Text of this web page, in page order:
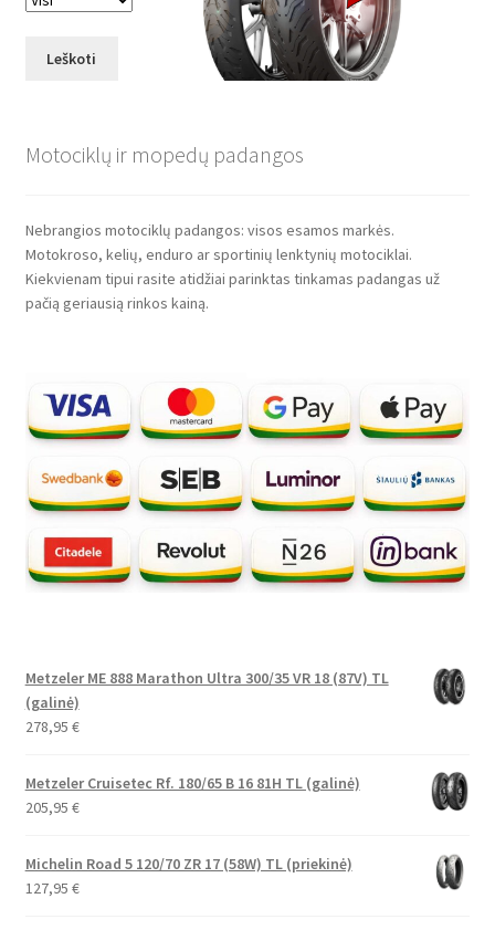
Leškoti
Motociklų ir mopedų padangos
Nebrangios motociklų padangos: visos esamos markės.
Motokroso, kelių, enduro ar sportinių lenktynių motociklai.
Kiekvienam tipui rasite atidžiai parinktas tinkamas padangas už
pačią geriausią rinkos kainą.
Metzeler ME 888 Marathon Ultra 300/35 VR 18 (87V) TL
(galinė)
278,95 €
Metzeler Cruisetec Rf. 180/65 B 16 81H TL (galinė)
205,95 €
Michelin Road 5 120/70 ZR 17 (58W) TL (priekinė)
127,95 €